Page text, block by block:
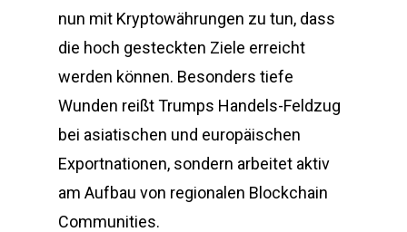
nun mit Kryptowährungen zu tun, dass
die hoch gesteckten Ziele erreicht
werden können. Besonders tiefe
Wunden reißt Trumps Handels-Feldzug
bei asiatischen und europäischen
Exportnationen, sondern arbeitet aktiv
am Aufbau von regionalen Blockchain
Communities.